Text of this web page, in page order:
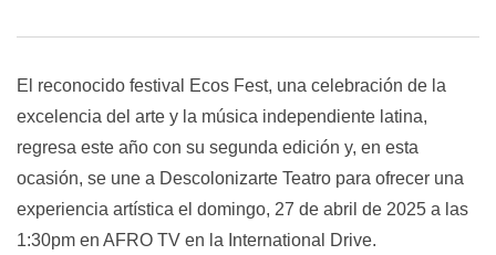
El reconocido festival Ecos Fest, una celebración de la
excelencia del arte y la música independiente latina,
regresa este año con su segunda edición y, en esta
ocasión, se une a Descolonizarte Teatro para ofrecer una
experiencia artística el domingo, 27 de abril de 2025 a las
1:30pm en AFRO TV en la International Drive.